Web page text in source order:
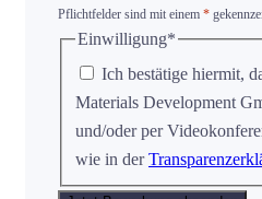
Pflichtfelder sind mit einem *
Einwilligung*
Ich bestätige hiermit,
Materials Development
und/oder per
wie in der